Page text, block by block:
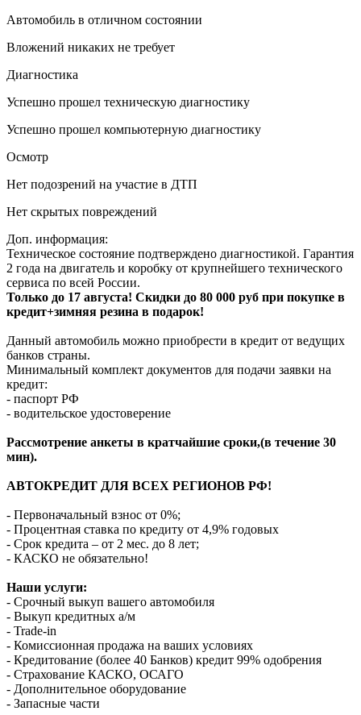
Автомобиль в отличном состоянии
Вложений никаких не требует
Диагностика
Успешно прошел техническую диагностику
Успешно прошел компьютерную диагностику
Осмотр
Нет подозрений на участие в ДТП
Нет скрытых повреждений
Доп. информация:
Техническое состояние подтверждено диагностикой. Гарантия
2 года на двигатель и коробку от крупнейшего технического
сервиса по всей России.
Только до 17 августа! Скидки до 80 000 руб при покупке в
кредит+зимняя резина в подарок!
Данный автомобиль можно приобрести в кредит от ведущих
банков страны.
Минимальный комплект документов для подачи заявки на
кредит:
- паспорт РФ
- водительское удостоверение
Рассмотрение анкеты в кратчайшие сроки,(в течение 30
мин).
АВТОКРЕДИТ ДЛЯ ВСЕХ РЕГИОНОВ РФ!
- Первоначальный взнос от 0%;
- Процентная ставка по кредиту от 4,9% годовых
- Срок кредита – от 2 мес. до 8 лет;
- КАСКО не обязательно!
Наши услуги:
- Срочный выкуп вашего автомобиля
- Выкуп кредитных а/м
- Trade-in
- Комиссионная продажа на ваших условиях
- Кредитование (более 40 Банков) кредит 99% одобрения
- Страхование КАСКО, ОСАГО
- Дополнительное оборудование
- Запасные части